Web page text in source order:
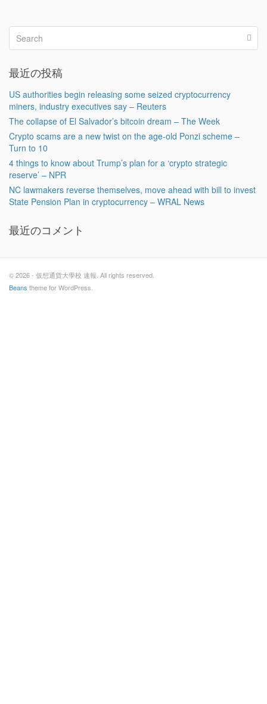
最近の投稿
US authorities begin releasing some seized cryptocurrency
miners, industry executives say – Reuters
The collapse of El Salvador’s bitcoin dream – The Week
Crypto scams are a new twist on the age-old Ponzi scheme –
Turn to 10
4 things to know about Trump’s plan for a ‘crypto strategic
reserve’ – NPR
NC lawmakers reverse themselves, move ahead with bill to invest
State Pension Plan in cryptocurrency – WRAL News
最近のコメント
© 2026 - 仮想通貨大學校 速報. All rights reserved.
Beans theme for WordPress.